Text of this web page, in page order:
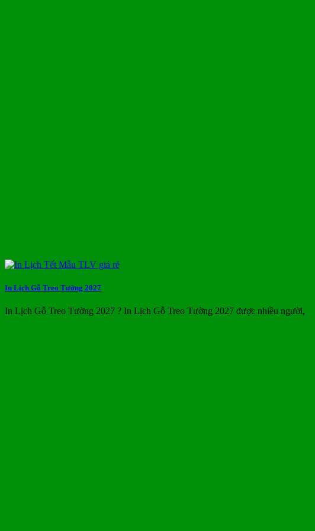
In Lịch Gỗ Treo Tường 2027
In Lịch Gỗ Treo Tường 2027 ? In Lịch Gỗ Treo Tường 2027 được nhiều người,